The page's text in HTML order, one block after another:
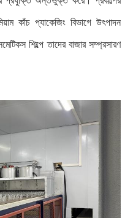
কাঁচ প্যাকেজিং বিভাগে উৎপাদন
শিল্পে তাদের বাজার সম্প্রসারণ